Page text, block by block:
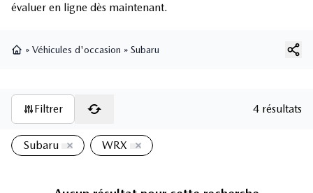
évaluer en ligne dès maintenant.
» Véhicules d'occasion » Subaru
Filtrer 4 résultats
Subaru WRX